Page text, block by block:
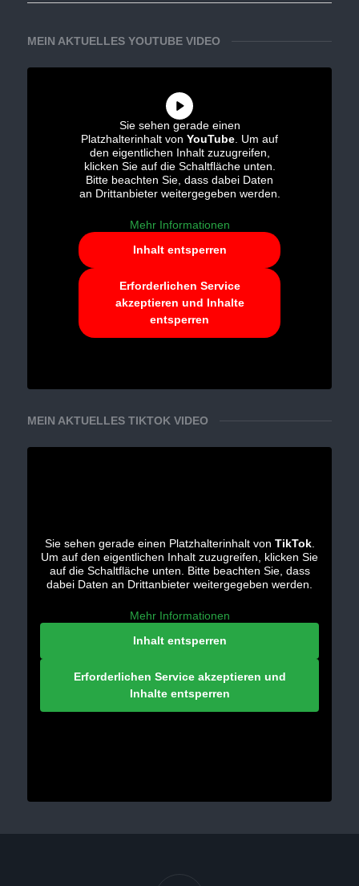
MEIN AKTUELLES YOUTUBE VIDEO
Sie sehen gerade einen
Platzhalterinhalt von YouTube. Um auf
den eigentlichen Inhalt zuzugreifen,
klicken Sie auf die Schaltfläche unten.
Bitte beachten Sie, dass dabei Daten
an Drittanbieter weitergegeben werden.
Mehr Informationen
Inhalt entsperren
Erforderlichen Service
akzeptieren und Inhalte
entsperren
MEIN AKTUELLES TIKTOK VIDEO
Sie sehen gerade einen Platzhalterinhalt von TikTok.
Um auf den eigentlichen Inhalt zuzugreifen, klicken Sie
auf die Schaltfläche unten. Bitte beachten Sie, dass
dabei Daten an Drittanbieter weitergegeben werden.
Mehr Informationen
Inhalt entsperren
Erforderlichen Service akzeptieren und
Inhalte entsperren